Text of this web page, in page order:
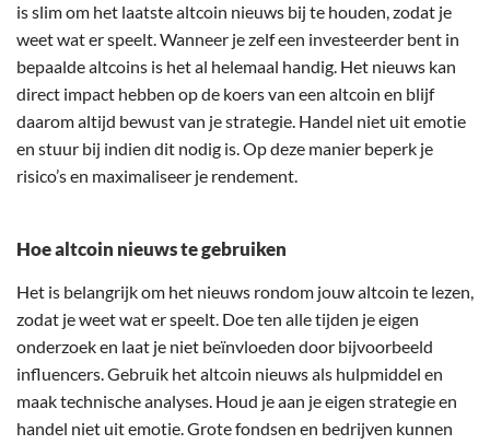
is slim om het laatste altcoin nieuws bij te houden, zodat je
weet wat er speelt. Wanneer je zelf een investeerder bent in
bepaalde altcoins is het al helemaal handig. Het nieuws kan
direct impact hebben op de koers van een altcoin en blijf
daarom altijd bewust van je strategie. Handel niet uit emotie
en stuur bij indien dit nodig is. Op deze manier beperk je
risico’s en maximaliseer je rendement.
Hoe altcoin nieuws te gebruiken
Het is belangrijk om het nieuws rondom jouw altcoin te lezen,
zodat je weet wat er speelt. Doe ten alle tijden je eigen
onderzoek en laat je niet beïnvloeden door bijvoorbeeld
influencers. Gebruik het altcoin nieuws als hulpmiddel en
maak technische analyses. Houd je aan je eigen strategie en
handel niet uit emotie. Grote fondsen en bedrijven kunnen